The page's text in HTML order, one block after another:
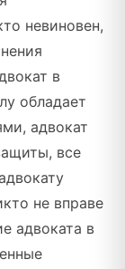
невиновен,
в
обладает
адвокат
все
не вправе
адвоката в